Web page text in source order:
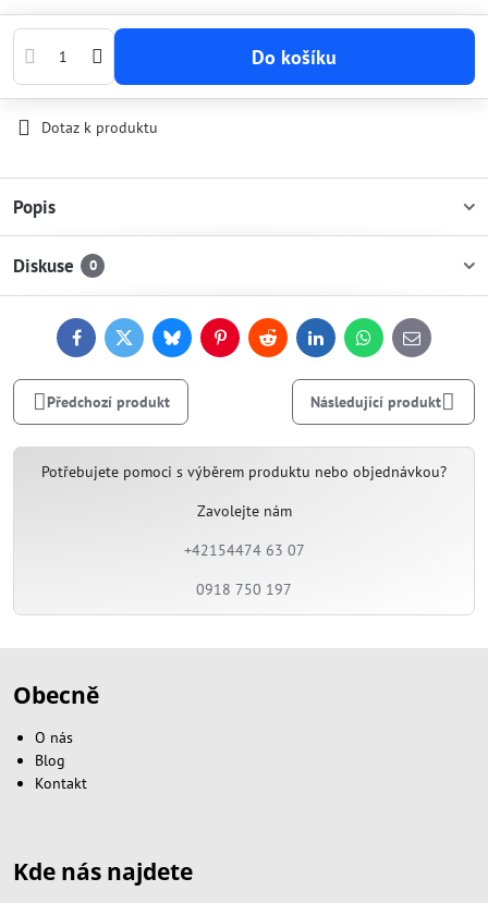
Do košíku
Dotaz k produktu
Popis
Diskuse 0
FacebookTwitterBlueskyPinterestReddit LinkedInWhatsApp
E-
mail
Předchozí produkt Následující produkt
Potřebujete pomoci s výběrem produktu nebo objednávkou?
Zavolejte nám
+42154474 63 07
0918 750 197
Obecně
O nás
Blog
Kontakt
Kde nás najdete